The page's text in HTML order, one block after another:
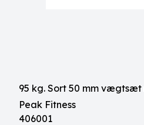
95 kg. Sort 50 mm vægtsæt
Peak Fitness
406001